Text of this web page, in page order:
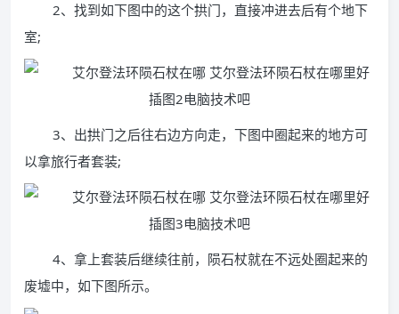
2、找到如下图中的这个拱门，直接冲进去后有个地下
室;
3、出拱门之后往右边方向走，下图中圈起来的地方可
以拿旅行者套装;
4、拿上套装后继续往前，陨石杖就在不远处圈起来的
废墟中，如下图所示。